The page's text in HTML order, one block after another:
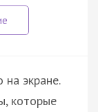
на экране.
которые